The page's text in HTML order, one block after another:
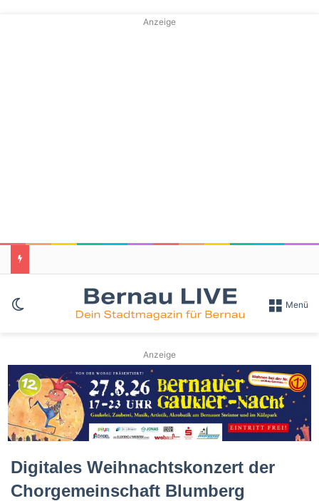
Anzeige
Skin umschalten Menü
Anzeige
Digitales Weihnachtskonzert der
Chorgemeinschaft Blumberg